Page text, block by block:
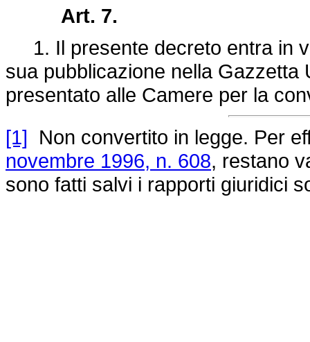
Art. 7.
1. Il presente decreto entra in
sua pubblicazione nella Gazzetta
presentato alle Camere per la
[1] Non convertito in legge. Per
novembre 1996, n. 608, restano
sono fatti salvi i rapporti giuridici